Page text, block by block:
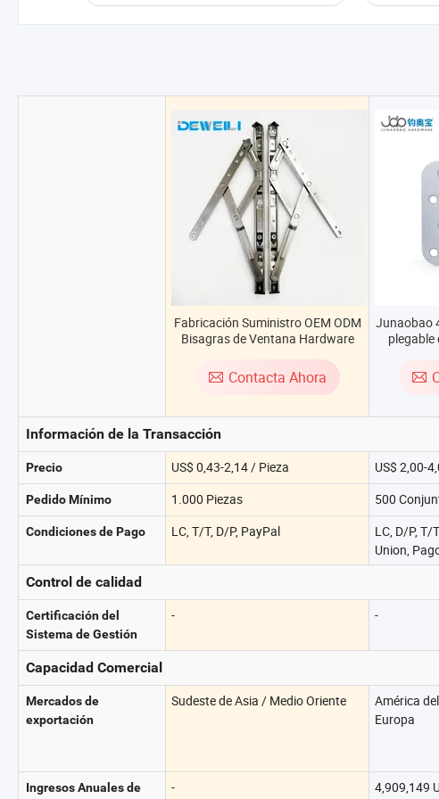
Fabricación Suministro OEM ODM
Bisagras de Ventana Hardware
Contacta Ahora
Junaobao
plegable
Información de la Transacción
Precio US$ 0,43-2,14 / Pieza US$ 2,00-
Pedido Mínimo 1.000 Piezas 500
Condiciones de Pago LC, T/T, D/P, PayPal
LC, D/P, T/
Union,
Control de calidad
Certificación del
Sistema de Gestión
- -
Capacidad Comercial
Mercados de
exportación
Sudeste de Asia / Medio Oriente
América
Europa
Ingresos Anuales de - 4,909,149